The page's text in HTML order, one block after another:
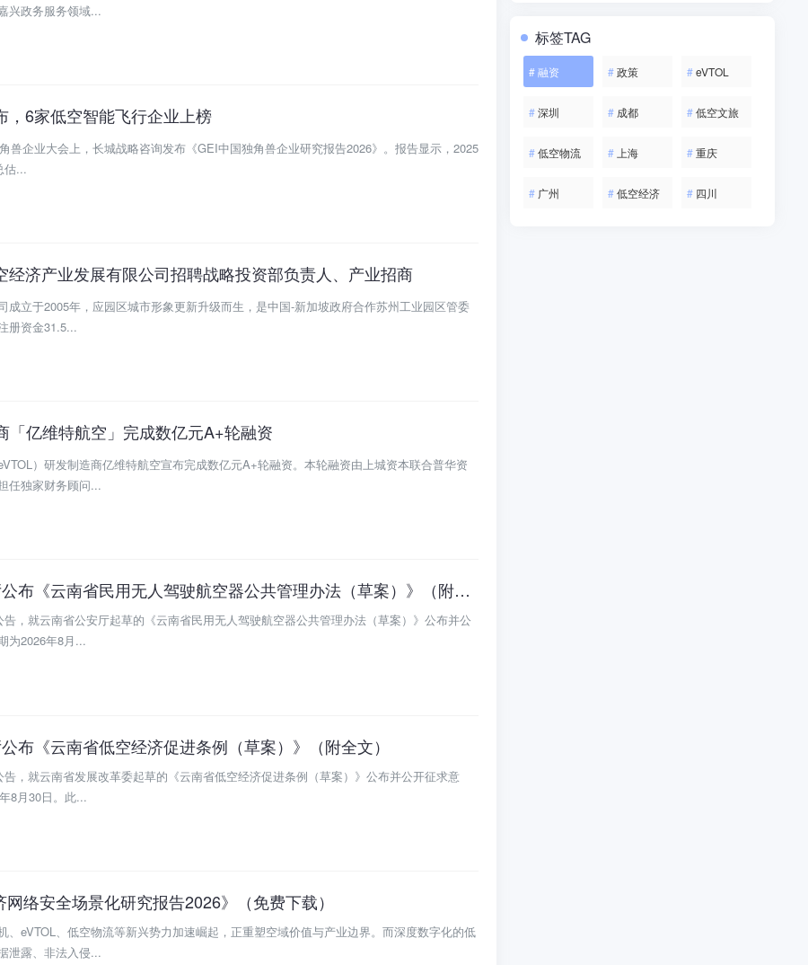
兴政务服务领域...
，6家低空智能飞行企业上榜
兽企业大会上，长城战略咨询发布《GEI中国独角兽企业研究报告2026》。报告显示，2025
估...
经济产业发展有限公司招聘战略投资部负责人、产业招商
成立于2005年，应园区城市形象更新升级而生，是中国-新加坡政府合作苏州工业园区管委
册资金31.5...
「亿维特航空」完成数亿元A+轮融资
）研发制造商亿维特航空宣布完成数亿元A+轮融资。本轮融资由上城资本联合普华资
任独家财务顾问...
5章33条！云南司法厅公布《云南省民用无人驾驶航空器公共管理办法（草案）》（附全文）
，就云南省公安厅起草的《云南省民用无人驾驶航空器公共管理办法（草案）》公布并公
为2026年8月...
布《云南省低空经济促进条例（草案）》（附全文）
，就云南省发展改革委起草的《云南省低空经济促进条例（草案）》公布并公开征求意
8月30日。此...
络安全场景化研究报告2026》（免费下载）
、eVTOL、低空物流等新兴势力加速崛起，正重塑空域价值与产业边界。而深度数字化的低
泄露、非法入侵...
标签TAG
#融资 #政策 #eVTOL
#深圳 # 成都 #低空文旅
#低空物流 # 上海 #重庆
# 广州 #低空经济 # 四川